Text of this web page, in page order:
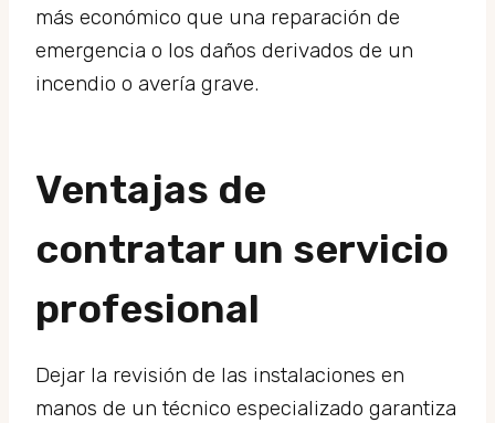
más económico que una reparación de
emergencia o los daños derivados de un
incendio o avería grave.
Ventajas de
contratar un servicio
profesional
Dejar la revisión de las instalaciones en
manos de un técnico especializado garantiza